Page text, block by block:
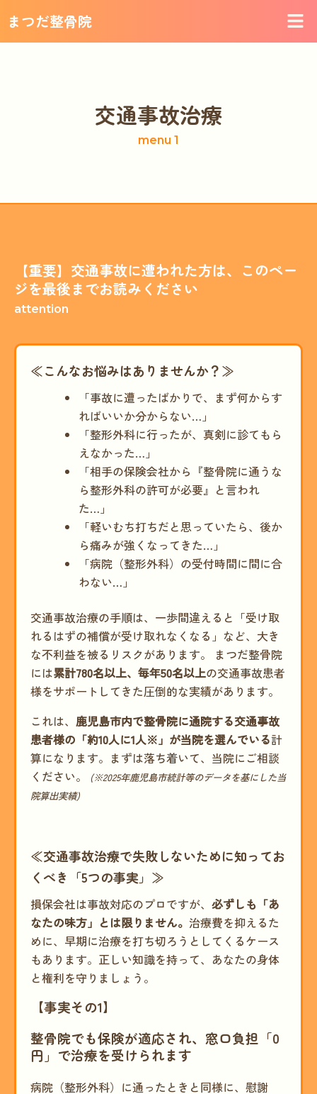
容
を
まつだ整骨院
交通事故治療
menu 1
【重要】交通事故に遭われた方は、このペー
ジを最後までお読みください
attention
≪こんなお悩みはありませんか？≫
「事故に遭ったばかりで、まず何からす
ればいいか分からない…」
「整形外科に行ったが、真剣に診てもら
えなかった…」
「相手の保険会社から『整骨院に通うな
ら整形外科の許可が必要』と言われ
た…」
「軽いむち打ちだと思っていたら、後か
ら痛みが強くなってきた…」
「病院（整形外科）の受付時間に間に合
わない…」
交通事故治療の手順は、一歩間違えると「受け取
れるはずの補償が受け取れなくなる」など、大き
な不利益を被るリスクがあります。 まつだ整骨院
には累計780名以上、毎年50名以上の交通事故患者
様をサポートしてきた圧倒的な実績があります。
これは、 鹿児島市内で整骨院に通院する交通事故
患者様の「約10人に1人※」が当院を選んでいる計
算になります。まずは落ち着いて、当院にご相談
ください。
(※2025年鹿児島市統計等のデータを基にした当
院算出実績)
≪交通事故治療で失敗しないために知ってお
くべき「5つの事実」≫
損保会社は事故対応のプロですが、 必ずしも「あ
なたの味方」とは限りません。 治療費を抑えるた
めに、早期に治療を打ち切ろうとしてくるケース
もあります。正しい知識を持って、あなたの身体
と権利を守りましょう。
【事実その1】
整骨院でも保険が適応され、窓口負担「0
円」で治療を受けられます
病院（整形外科）に通ったときと同様に、慰謝